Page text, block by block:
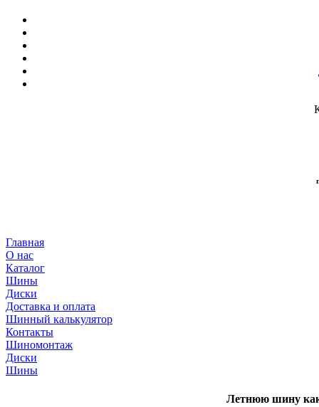
Главная
О нас
Каталог
Шины
Диски
Доставка и оплата
Шинный калькулятор
Контакты
Шиномонтаж
Диски
Шины
Летнюю шину